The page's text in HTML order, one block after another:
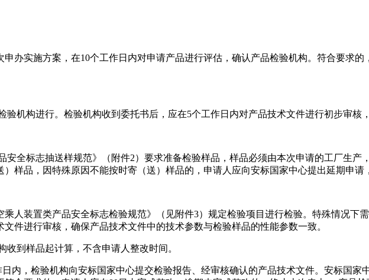
办实施方案，在10个工作日内对申请产品进行评估，确认产品检验机构。符合要求
机构进行。检验机构收到委托书后，应在5个工作日内对产品技术文件进行初步审核
全标志抽送样规范》（附件2）要求准备检验样品，样品必须由本次申请的工厂生产
样品，因特殊原因不能按时寄（送）样品的，申请人应向安标国家中心提出延期申
人装置类产品安全标志检验规范》（见附件3）规定检验项目进行检验。特殊情况下
件进行审核，确保产品技术文件中的技术参数与检验样品的性能参数一致。
收到样品起计算，不含申请人整改时间。
内，检验机构向安标国家中心提交检验报告、经审核确认的产品技术文件。安标国